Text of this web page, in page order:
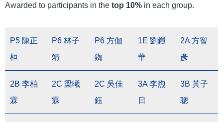
Awarded to participants in the top 10% in each group.
P5 陳正
桓
P6 林子
靖
P6 方伽
銣
1E 劉鎧
華
2A 方智
彥
2B 李柏
霖
2C 梁曦
霖
2C 吳佳
鈺
3A 李煦
日
3B 黃子
聰